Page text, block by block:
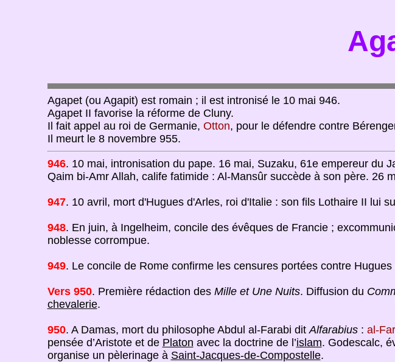
Agapet (ou Agapit) est romain ; il est intronisé le 10 mai 946.
Agapet II favorise la réforme de Cluny.
Il fait appel au roi de Germanie, Otton, pour le défendre contre
Il meurt le 8 novembre 955.
946. 10 mai, intronisation du pape. 16 mai, Suzaku, 61e empereur du
Qaim bi-Amr Allah, calife fatimide : Al-Mansûr succède à son père. 26
947. 10 avril, mort d'Hugues d'Arles, roi d'Italie : son fils Lothaire II lui
948. En juin, à Ingelheim, concile des évêques de Francie ;
noblesse corrompue.
949. Le concile de Rome confirme les censures portées contre Hugues
Vers 950. Première rédaction des Mille et Une Nuits. Diffusion du
chevalerie.
950. A Damas, mort du philosophe Abdul al-Farabi ditAlfarabius: al-
pensée d’Aristote et de Platon avec la doctrine de l’islam. Godescalc,
organise un pèlerinage à Saint-Jacques-de-Compostelle.